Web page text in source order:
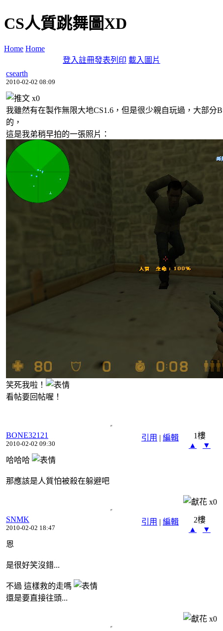
CS人質跳舞圖XD
Home Home
登入註冊發表列印 載入圖片
csearth
2010-02-02 08:09
x0
我雖然有在製作無限大地CS1.6，但是很少親自玩過，大部分
的，
這是我弟稍早拍的一張照片：
笑死我啦！
看帖要回帖喔！
引用 | 編輯
BONE32121
2010-02-02 09:30
1樓
▲
▼
哈哈哈
那應該是人質怕被殺在躲避吧
x0
引用 | 編輯
SNMK
2010-02-02 18:47
2樓
▲
▼
恩
是很好笑沒錯...
不過 這樣救的走嗎
還是要直接往頭...
x0